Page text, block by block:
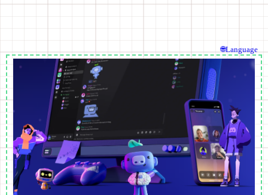
🌐Language